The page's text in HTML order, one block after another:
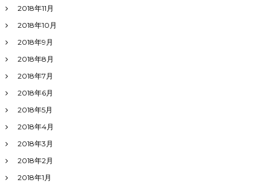
2018年11月
2018年10月
2018年9月
2018年8月
2018年7月
2018年6月
2018年5月
2018年4月
2018年3月
2018年2月
2018年1月